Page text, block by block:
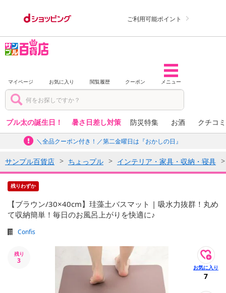
ご利用可能ポイント
マイページ お気に入り 閲覧履歴 クーポン メニュー
プル太の誕生日！ 暑さ日差し対策 防災特集 お酒 クチコ
＼全品クーポン付き！／第二金曜日は『おかしの日』
サンプル百貨店 ちょっプル インテリア・家具・収納・寝具
残りわずか
【ブラウン/30×40cm】珪藻土バスマット | 吸水力抜群！丸め
て収納簡単！毎日のお風呂上がりを快適に♪
Confis
残り
3
7